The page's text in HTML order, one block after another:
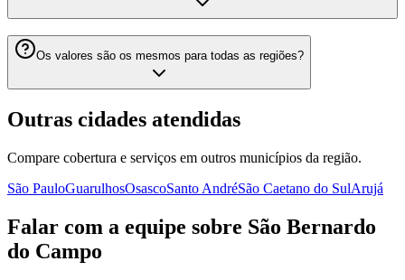
Os valores são os mesmos para todas as regiões?
Outras cidades atendidas
Compare cobertura e serviços em outros municípios da região.
São PauloGuarulhosOsascoSanto AndréSão Caetano do SulArujá
Falar com a equipe sobre São Bernardo
do Campo